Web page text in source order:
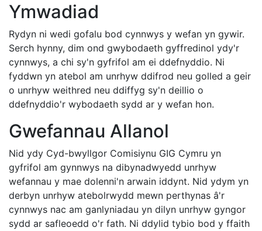
Ymwadiad
Rydyn ni wedi gofalu bod cynnwys y wefan yn gywir.
Serch hynny, dim ond gwybodaeth gyffredinol ydy'r
cynnwys, a chi sy'n gyfrifol am ei ddefnyddio. Ni
fyddwn yn atebol am unrhyw ddifrod neu golled a geir
o unrhyw weithred neu ddiffyg sy'n deillio o
ddefnyddio'r wybodaeth sydd ar y wefan hon.
Gwefannau Allanol
Nid ydy Cyd-bwyllgor Comisiynu GIG Cymru yn
gyfrifol am gynnwys na dibynadwyedd unrhyw
wefannau y mae dolenni'n arwain iddynt. Nid ydym yn
derbyn unrhyw atebolrwydd mewn perthynas â'r
cynnwys nac am ganlyniadau yn dilyn unrhyw gyngor
sydd ar safleoedd o'r fath. Ni ddylid tybio bod y ffaith